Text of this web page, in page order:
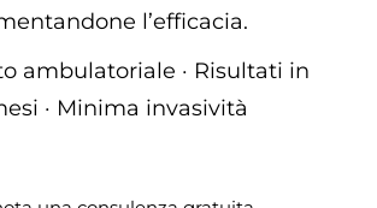
l’efficacia.
ambulatoriale · Risultati in
· Minima invasività